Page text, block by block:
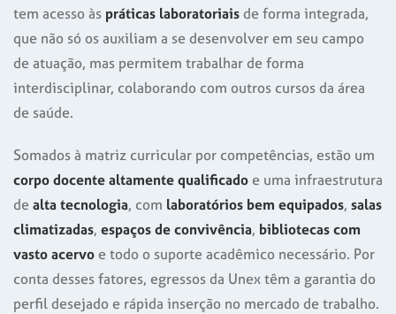
tem acesso às práticas laboratoriais de forma integrada,
que não só os auxiliam a se desenvolver em seu campo
de atuação, mas permitem trabalhar de forma
interdisciplinar, colaborando com outros cursos da área
de saúde.
Somados à matriz curricular por competências, estão um
corpo docente altamente qualificado e uma infraestrutura
dealta tecnologia, com laboratórios bem equipados, salas
climatizadas, espaços de convivência, bibliotecas com
vasto acervo e todo o suporte acadêmico necessário. Por
conta desses fatores, egressos da Unex têm a garantia do
perfil desejado e rápida inserção no mercado de trabalho.